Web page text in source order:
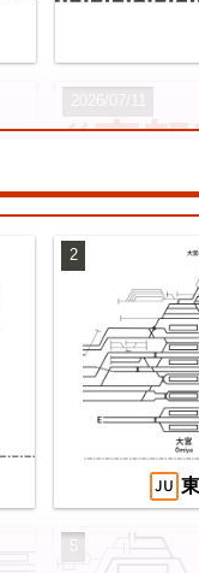
【待望の複線
スカイアク
2026/07/04
2